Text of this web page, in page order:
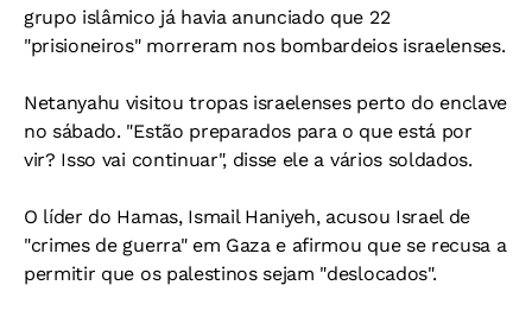
grupo islâmico já havia anunciado que 22
"prisioneiros" morreram nos bombardeios israelenses.
Netanyahu visitou tropas israelenses perto do enclave
no sábado. "Estão preparados para o que está por
vir? Isso vai continuar", disse ele a vários soldados.
O líder do Hamas, Ismail Haniyeh, acusou Israel de
"crimes de guerra" em Gaza e afirmou que se recusa a
permitir que os palestinos sejam "deslocados".